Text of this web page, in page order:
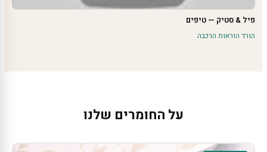
פיל & סטיק — טיפים
הורד הוראות הרכבה
על החומרים שלנו